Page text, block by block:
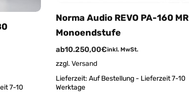
7-10
Norma Audio REVO PA-160 MR
Monoendstufe
ab10.250,00€inkl. MwSt.
zzgl. Versand
Lieferzeit: Auf Bestellung - Lieferzeit 7-10
Werktage